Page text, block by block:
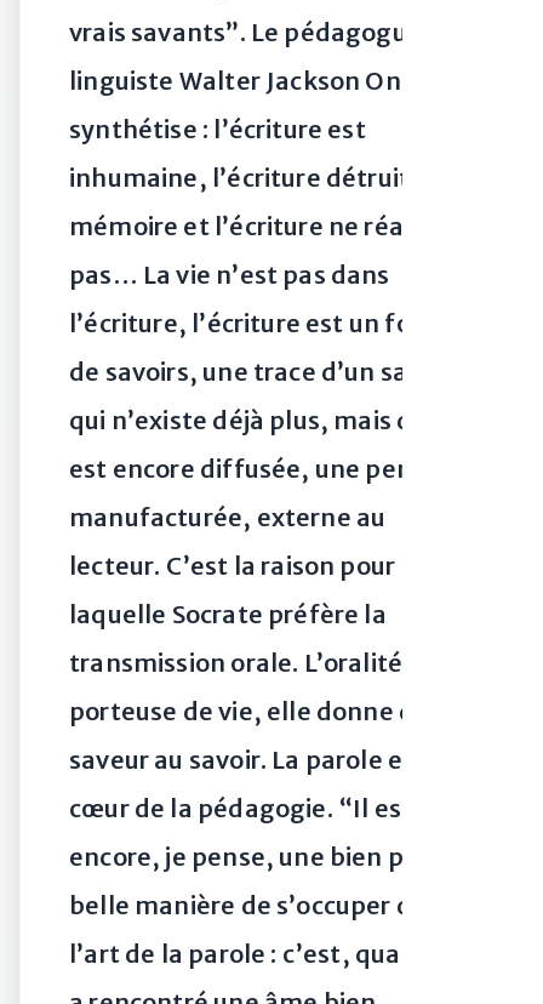
vrais savants”. Le pédagogue
linguiste Walter Jackson Ong
synthétise : l’écriture est
inhumaine, l’écriture détruit la
mémoire et l’écriture ne réagit
pas… La vie n’est pas dans
l’écriture, l’écriture est un fossile
de savoirs, une trace d’un savoir
qui n’existe déjà plus, mais qui
est encore diffusée, une pensée
manufacturée, externe au
lecteur. C’est la raison pour
laquelle Socrate préfère la
transmission orale. L’oralité est
porteuse de vie, elle donne de la
saveur au savoir. La parole est le
cœur de la pédagogie. “Il est
encore, je pense, une bien plus
belle manière de s’occuper de
l’art de la parole : c’est, quand on